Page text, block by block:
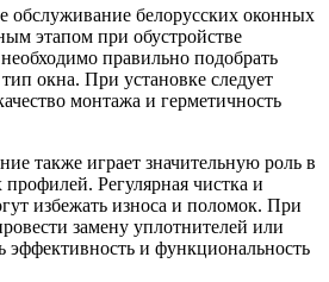
обслуживание белорусских оконных
этапом при обустройстве
правильно подобрать
окна. При установке следует
монтажа и герметичность
также играет значительную роль в
Регулярная чистка и
избежать износа и поломок. При
замену уплотнителей или
эффективность и функциональность